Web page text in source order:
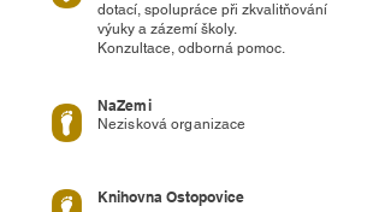
dotací, spolupráce při zkvalitňování
výuky a zázemí školy.
Konzultace, odborná pomoc.
NaZemi
Nezisková organizace
Knihovna Ostopovice